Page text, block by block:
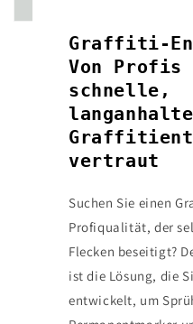
Graffiti-
Von
schnelle,
vertraut
Suchen Sie einen
Profiqualität, der
Flecken beseitigt?
ist die Lösung, die
entwickelt, um